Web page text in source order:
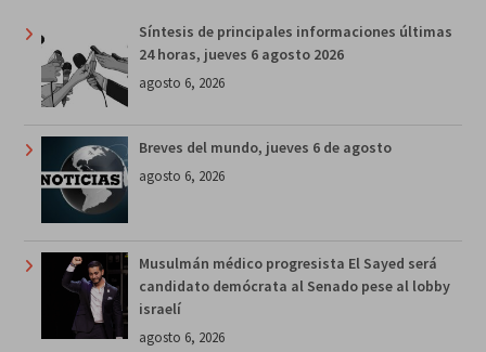
Síntesis de principales informaciones últimas
24 horas, jueves 6 agosto 2026
agosto 6, 2026
Breves del mundo, jueves 6 de agosto
agosto 6, 2026
Musulmán médico progresista El Sayed será
candidato demócrata al Senado pese al lobby
israelí
agosto 6, 2026